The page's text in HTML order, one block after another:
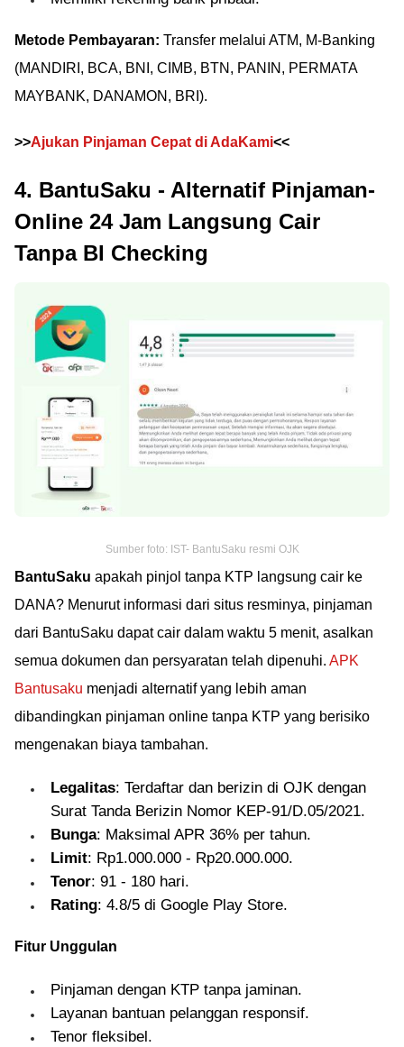
Metode Pembayaran: Transfer melalui ATM, M-Banking
(MANDIRI, BCA, BNI, CIMB, BTN, PANIN, PERMATA
MAYBANK, DANAMON, BRI).
>>Ajukan Pinjaman Cepat di AdaKami<<
4. BantuSaku - Alternatif Pinjaman-
Online 24 Jam Langsung Cair
Tanpa BI Checking
Sumber foto: IST- BantuSaku resmi OJK
BantuSaku apakah pinjol tanpa KTP langsung cair ke
DANA? Menurut informasi dari situs resminya, pinjaman
dari BantuSaku dapat cair dalam waktu 5 menit, asalkan
semua dokumen dan persyaratan telah dipenuhi. APK
Bantusaku menjadi alternatif yang lebih aman
dibandingkan pinjaman online tanpa KTP yang berisiko
mengenakan biaya tambahan.
Legalitas: Terdaftar dan berizin di OJK dengan
Surat Tanda Berizin Nomor KEP-91/D.05/2021.
Bunga: Maksimal APR 36% per tahun.
Limit: Rp1.000.000 - Rp20.000.000.
Tenor: 91 - 180 hari.
Rating: 4.8/5 di Google Play Store.
Fitur Unggulan
Pinjaman dengan KTP tanpa jaminan.
Layanan bantuan pelanggan responsif.
Tenor fleksibel.